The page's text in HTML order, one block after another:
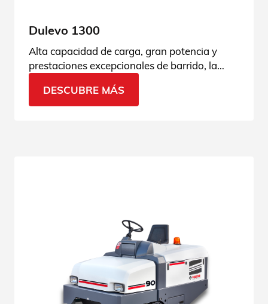
Dulevo 1300
Alta capacidad de carga, gran potencia y
prestaciones excepcionales de barrido, la
todas sus características.
DESCUBRE MÁS